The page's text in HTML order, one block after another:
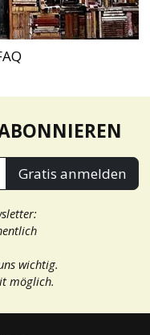
Gratis anmelden
wichtig.
möglich.